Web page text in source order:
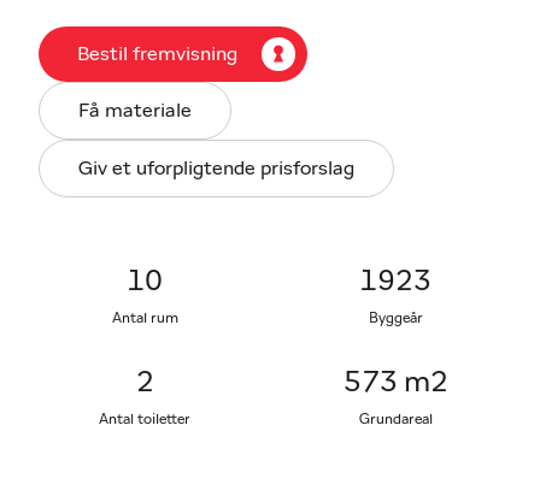
stede, skønt der også er sket mange forbedringer.
Se bare det hvide, grebsfrie køkken, som står under
de fritlagte loftsbjælker. Herfra er der et naturligt
rumforløb videre til resten af stueetagen, som
foruden endnu et køkken tæller fire stuer, en
udestue og et badeværelse. Der har tidligere været
Fem spændende værelser ligger side om side med
Der er flere terrassedøre i huset, som giver adgang
til baghaven, hvor et nemt og opvokset udemiljø
Bestil fremvisning
Få materiale
Giv et uforpligtende prisforslag
10
Antal rum
1923
Byggeår
2
Antal toiletter
573 m2
Grundareal